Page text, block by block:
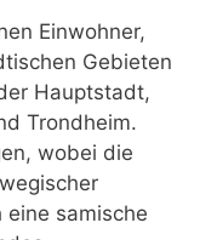
Einwohner,
Gebieten
Hauptstadt,
Trondheim.
wobei die
samische